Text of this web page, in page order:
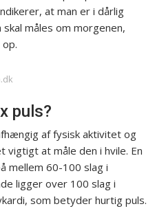
at man er i dårlig
måles om morgenen,
puls?
af fysisk aktivitet og
at måle den i hvile. En
mellem 60-100 slag i
ligger over 100 slag i
som betyder hurtig puls.